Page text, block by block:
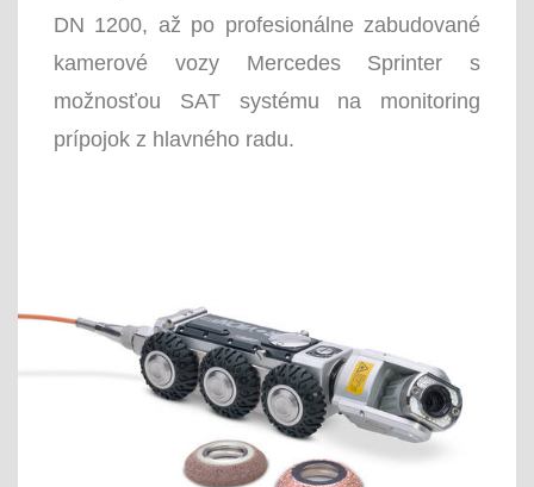
DN 1200, až po profesionálne zabudované
kamerové vozy Mercedes Sprinter s
možnosťou SAT systému na monitoring
prípojok z hlavného radu.